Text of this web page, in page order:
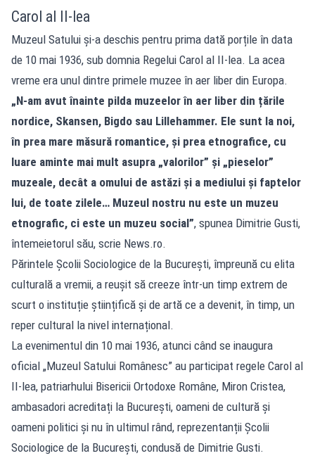
Carol al II-lea
Muzeul Satului și-a deschis pentru prima dată porțile în data
de 10 mai 1936, sub domnia Regelui Carol al II-lea. La acea
vreme era unul dintre primele muzee în aer liber din Europa.
„N-am avut înainte pilda muzeelor în aer liber din țările
nordice, Skansen, Bigdo sau Lillehammer. Ele sunt la noi,
în prea mare măsură romantice, și prea etnografice, cu
luare aminte mai mult asupra „valorilor” și „pieselor”
muzeale, decât a omului de astăzi și a mediului și faptelor
lui, de toate zilele… Muzeul nostru nu este un muzeu
etnografic, ci este un muzeu social”, spunea Dimitrie Gusti,
întemeietorul său, scrie News.ro.
Părintele Școlii Sociologice de la București, împreună cu elita
culturală a vremii, a reușit să creeze într-un timp extrem de
scurt o instituție științifică și de artă ce a devenit, în timp, un
reper cultural la nivel internațional.
La evenimentul din 10 mai 1936, atunci când se inaugura
oficial „Muzeul Satului Românesc” au participat regele Carol al
II-lea, patriarhului Bisericii Ortodoxe Române, Miron Cristea,
ambasadori acreditați la București, oameni de cultură și
oameni politici și nu în ultimul rând, reprezentanții Școlii
Sociologice de la București, condusă de Dimitrie Gusti.